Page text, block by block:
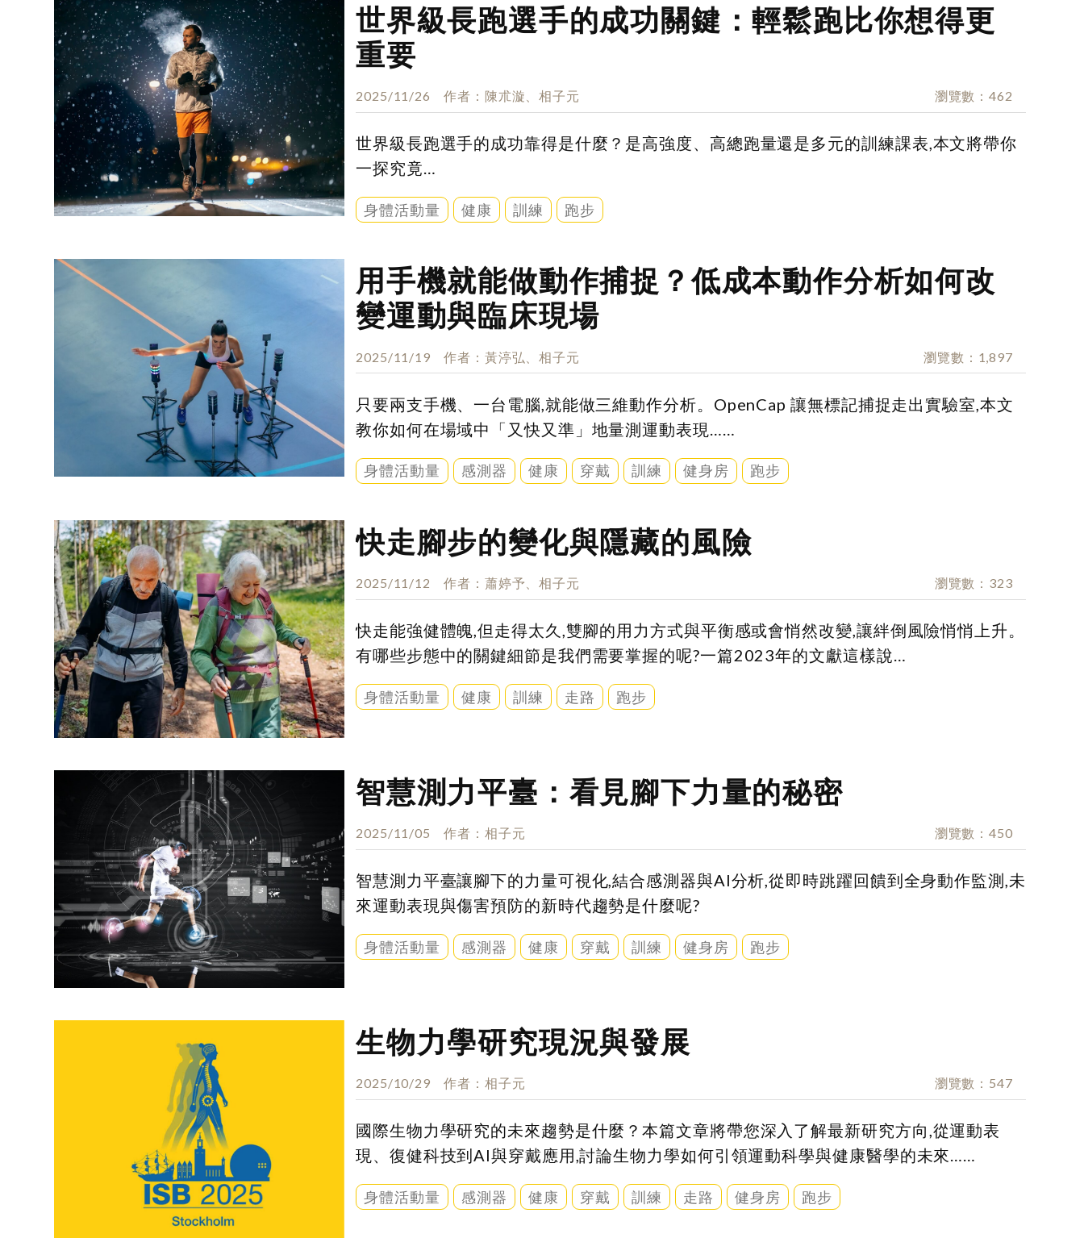
世界級長跑選手的成功關鍵：輕鬆跑比你想得更
重要
2025/11/26 作者 陳朮漩、相子元 瀏覽數 462
世界級長跑選手的成功靠得是什麼？是高強度、高總跑量還是多元的訓練課表,本文將帶你
一探究竟…
身體活動量 健康 訓練 跑步
用手機就能做動作捕捉？低成本動作分析如何改
變運動與臨床現場
2025/11/19 作者 黃渟弘、相子元 瀏覽數 1,897
只要兩支手機、一台電腦,就能做三維動作分析。OpenCap 讓無標記捕捉走出實驗室,本文
教你如何在場域中「又快又準」地量測運動表現……
身體活動量 感測器 健康 穿戴 訓練 健身房 跑步
快走腳步的變化與隱藏的風險
2025/11/12 作者 蕭婷予、相子元 瀏覽數 323
快走能強健體魄,但走得太久,雙腳的用力方式與平衡感或會悄然改變,讓絆倒風險悄悄上升。
有哪些步態中的關鍵細節是我們需要掌握的呢?一篇2023年的文獻這樣說…
身體活動量 健康 訓練 走路 跑步
智慧測力平臺：看見腳下力量的秘密
2025/11/05 作者 相子元 瀏覽數 450
智慧測力平臺讓腳下的力量可視化,結合感測器與AI分析,從即時跳躍回饋到全身動作監測,未
來運動表現與傷害預防的新時代趨勢是什麼呢?
身體活動量 感測器 健康 穿戴 訓練 健身房 跑步
生物力學研究現況與發展
2025/10/29 作者 相子元 瀏覽數 547
國際生物力學研究的未來趨勢是什麼？本篇文章將帶您深入了解最新研究方向,從運動表
現、復健科技到AI與穿戴應用,討論生物力學如何引領運動科學與健康醫學的未來……
身體活動量 感測器 健康 穿戴 訓練 走路 健身房 跑步